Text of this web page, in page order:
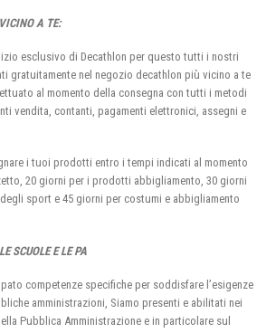
A TE:
esclusivo di Decathlon per questo tutti i nostri
gratuitamente nel negozio decathlon più vicino a te
al momento della consegna con tutti i metodi
vendita, contanti, pagamenti elettronici, assegni e
i tuoi prodotti entro i tempi indicati al momento
20 giorni per i prodotti abbigliamento, 30 giorni
sport e 45 giorni per costumi e abbigliamento
SCUOLE E LE PA
competenze specifiche per soddisfare l’esigenze
amministrazioni, Siamo presenti e abilitati nei
Pubblica Amministrazione e in particolare sul